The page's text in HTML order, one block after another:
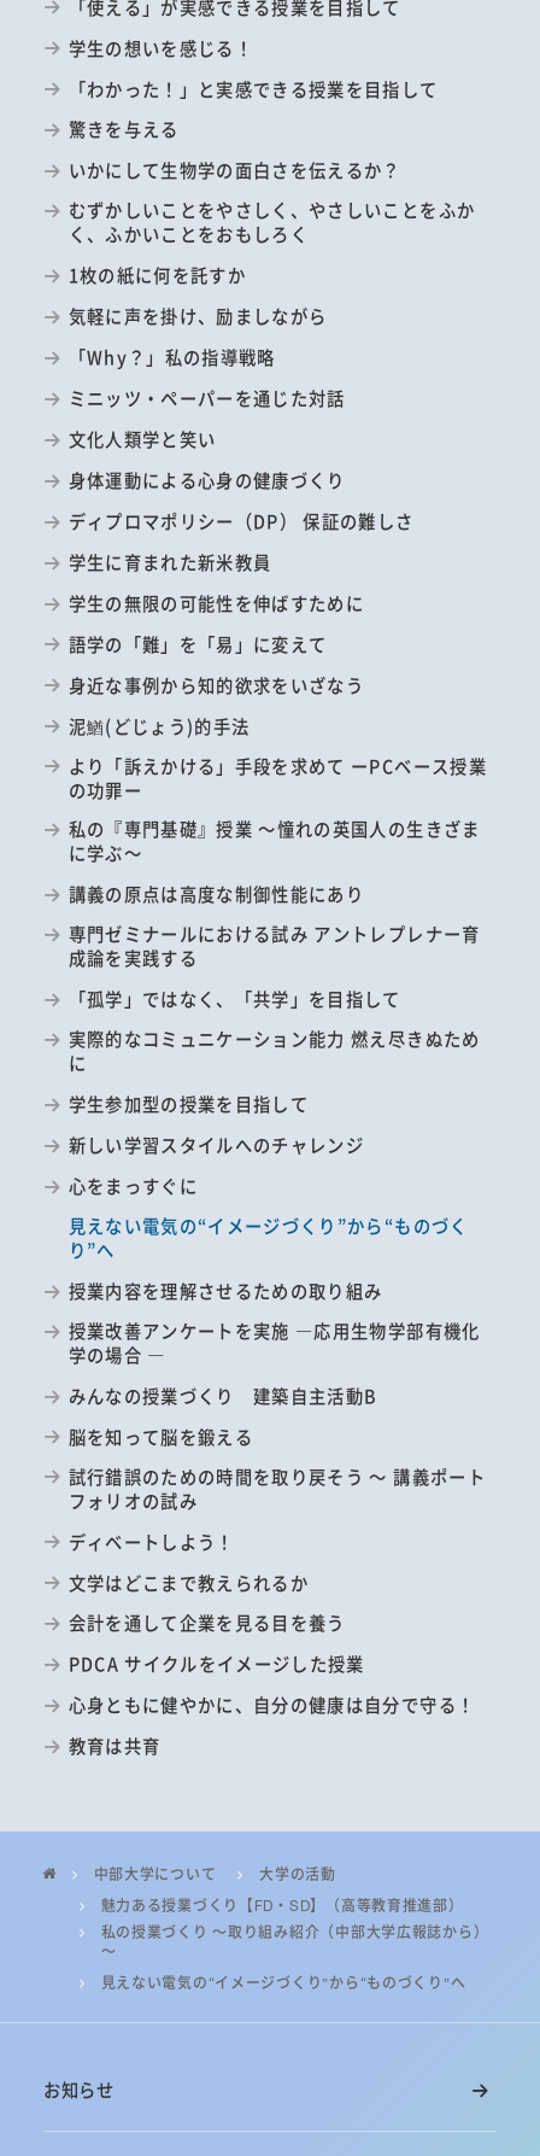
「使える」が実感できる授業を目指して
学生の想いを感じる！
「わかった！」と実感できる授業を目指して
驚きを与える
いかにして生物学の面白さを伝えるか？
むずかしいことをやさしく、やさしいことをふか
く、ふかいことをおもしろく
1枚の紙に何を託すか
気軽に声を掛け、励ましながら
「Why？」私の指導戦略
ミニッツ・ペーパーを通じた対話
文化人類学と笑い
身体運動による心身の健康づくり
ディプロマポリシー（DP） 保証の難しさ
学生に育まれた新米教員
学生の無限の可能性を伸ばすために
語学の「難」を「易」に変えて
身近な事例から知的欲求をいざなう
泥鰌(どじょう)的手法
より「訴えかける」手段を求めて ーPCベース授業
の功罪ー
私の『専門基礎』授業 ～憧れの英国人の生きざま
に学ぶ～
講義の原点は高度な制御性能にあり
専門ゼミナールにおける試み アントレプレナー育
成論を実践する
「孤学」ではなく、「共学」を目指して
実際的なコミュニケーション能力 燃え尽きぬため
に
学生参加型の授業を目指して
新しい学習スタイルへのチャレンジ
心をまっすぐに
見えない電気の“イメージづくり”から“ものづく
り”へ
授業内容を理解させるための取り組み
授業改善アンケートを実施 ―応用生物学部有機化
学の場合 ―
みんなの授業づくり 建築自主活動B
脳を知って脳を鍛える
試行錯誤のための時間を取り戻そう ～ 講義ポート
フォリオの試み
ディベートしよう！
文学はどこまで教えられるか
会計を通して企業を見る目を養う
PDCA サイクルをイメージした授業
心身ともに健やかに、自分の健康は自分で守る！
教育は共育
中部大学について
大学の活動
魅力ある授業づくり【FD・SD】（高等教育推進部）
私の授業づくり ～取り組み紹介（中部大学広報誌から）
～
見えない電気の“イメージづくり”から“ものづくり”へ
お知らせ